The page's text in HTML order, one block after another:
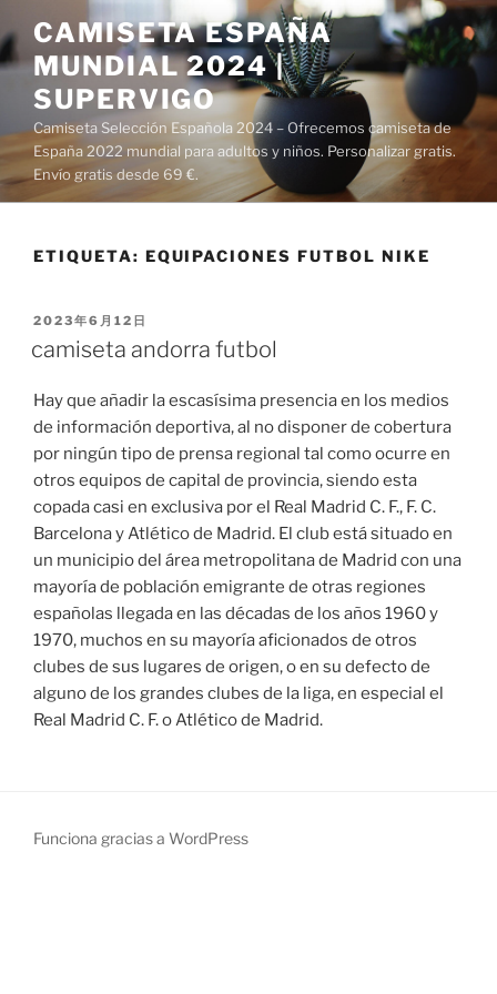
al
contenido
CAMISETA ESPAÑA
MUNDIAL 2024 |
SUPERVIGO
Camiseta Selección Española 2024 – Ofrecemos camiseta de
España 2022 mundial para adultos y niños. Personalizar gratis.
Envío gratis desde 69 €.
ETIQUETA: EQUIPACIONES FUTBOL NIKE
PUBLICADO
2023年6月12日
camiseta andorra futbol
Hay que añadir la escasísima presencia en los medios
de información deportiva, al no disponer de cobertura
por ningún tipo de prensa regional tal como ocurre en
otros equipos de capital de provincia, siendo esta
copada casi en exclusiva por el Real Madrid C. F., F. C.
Barcelona y Atlético de Madrid. El club está situado en
un municipio del área metropolitana de Madrid con una
mayoría de población emigrante de otras regiones
españolas llegada en las décadas de los años 1960 y
1970, muchos en su mayoría aficionados de otros
clubes de sus lugares de origen, o en su defecto de
alguno de los grandes clubes de la liga, en especial el
Real Madrid C. F. o Atlético de Madrid.
Funciona gracias a WordPress